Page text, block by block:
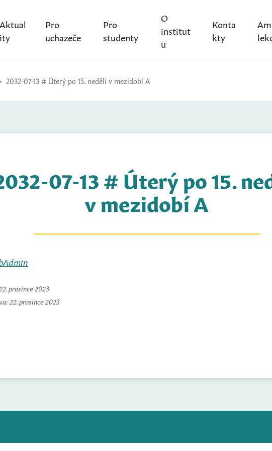
Aktual
ity
Pro
uchazeče
Pro
studenty
O
institut
u
Konta
kty
2032-07-13 # Úterý po 15. neděli v mezidobí A
07-13 # Úterý po 15.
v mezidobí A
22. prosince 2023
22. prosince 2023